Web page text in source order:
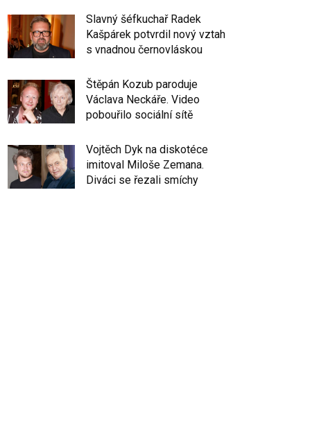
Slavný šéfkuchař Radek
Kašpárek potvrdil nový vztah
s vnadnou černovláskou
Štěpán Kozub paroduje
Václava Neckáře. Video
pobouřilo sociální sítě
Vojtěch Dyk na diskotéce
imitoval Miloše Zemana.
Diváci se řezali smíchy